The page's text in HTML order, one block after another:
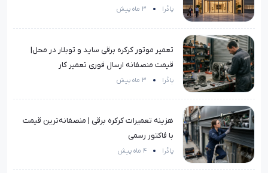
منصفانه
پادُرا 3 ماه پیش
تعمیر موتور کرکره برقی ساید و توبلار در محل|
قیمت منصفانه ارسال فوری تعمیر کار
پادُرا 3 ماه پیش
هزینه تعمیرات کرکره برقی | منصفانه‌ترین قیمت
با فاکتور رسمی
پادُرا 4 ماه پیش